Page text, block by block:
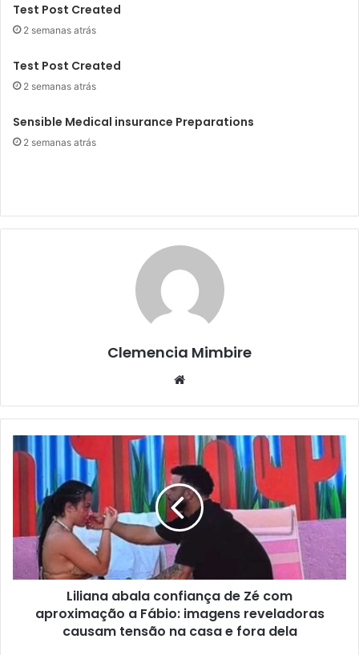
Test Post Created
2 semanas atrás
Test Post Created
2 semanas atrás
Sensible Medical insurance Preparations
2 semanas atrás
Clemencia Mimbire
Website
Liliana abala confiança de Zé com
aproximação a Fábio: imagens reveladoras
causam tensão na casa e fora dela